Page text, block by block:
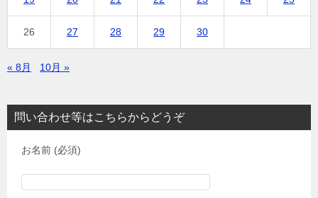
26 27 28 29 30
« 8月 10月 »
問い合わせ等はこちらからどうぞ
お名前 (必須)